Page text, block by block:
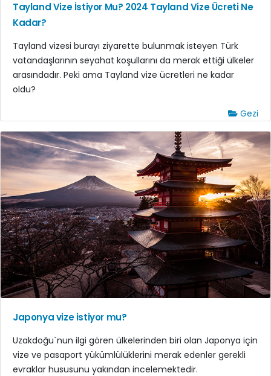
Tayland Vize İstiyor Mu? 2024 Tayland Vize Ücreti Ne
Kadar?
Tayland vizesi burayı ziyarette bulunmak isteyen Türk
vatandaşlarının seyahat koşullarını da merak ettiği ülkeler
arasındadır. Peki ama Tayland vize ücretleri ne kadar
oldu?
Gezi
Japonya vize istiyor mu?
Uzakdoğu`nun ilgi gören ülkelerinden biri olan Japonya için
vize ve pasaport yükümlülüklerini merak edenler gerekli
evraklar hususunu yakından incelemektedir.